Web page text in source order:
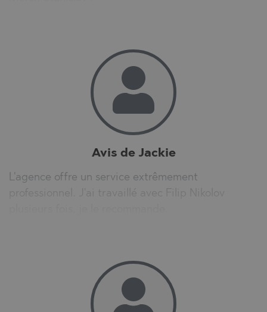
Avis de Jackie
L'agence offre un service extrêmement
professionnel. J'ai travaillé avec Filip Nikolov